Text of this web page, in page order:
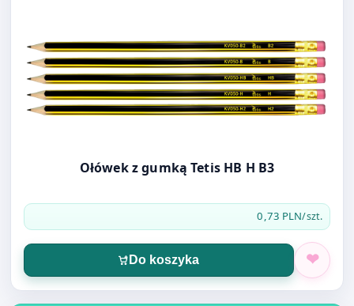
Ołówek z gumką Tetis HB H B3
0,73 PLN
Do koszyka
Otwórz produkt: KOPERTA BEZPIECZNA B-5 EMERSON
Koperty (31)